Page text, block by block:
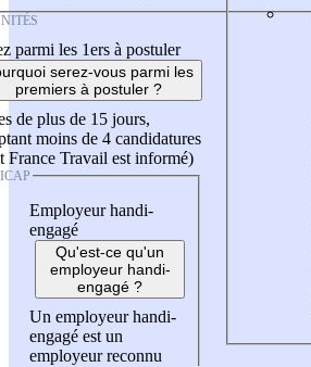
parmi les 1ers à postuler
serez-vous parmi les
premiers à postuler ?
de plus de 15 jours,
moins de 4 candidatures
France Travail est informé)
Employeur handi-
engagé
Qu'est-ce qu'un
employeur handi-
engagé ?
Un employeur handi-
engagé est un
employeur reconnu